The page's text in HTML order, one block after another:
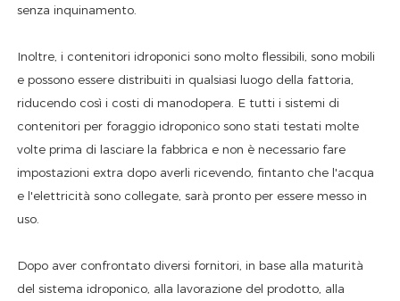
senza inquinamento.
Inoltre, i contenitori idroponici sono molto flessibili, sono mobili
e possono essere distribuiti in qualsiasi luogo della fattoria,
riducendo così i costi di manodopera. E tutti i sistemi di
contenitori per foraggio idroponico sono stati testati molte
volte prima di lasciare la fabbrica e non è necessario fare
impostazioni extra dopo averli ricevendo, fintanto che l'acqua
e l'elettricità sono collegate, sarà pronto per essere messo in
uso.
Dopo aver confrontato diversi fornitori, in base alla maturità
del sistema idroponico, alla lavorazione del prodotto, alla